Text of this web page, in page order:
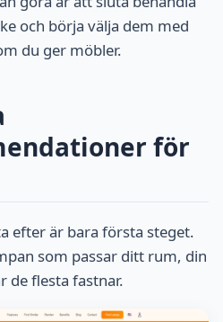
och börja välja dem med
du ger möbler.
för
efter är bara första steget.
som passar ditt rum, din
de flesta fastnar.